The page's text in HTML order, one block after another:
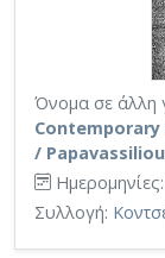
Όνομα σε άλλη
Contemporary
/
Ημερομηνίες:
Συλλογή: